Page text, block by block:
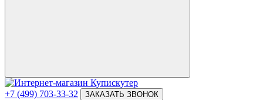
+7 (499) 703-33-32 ЗАКАЗАТЬ ЗВОНОК